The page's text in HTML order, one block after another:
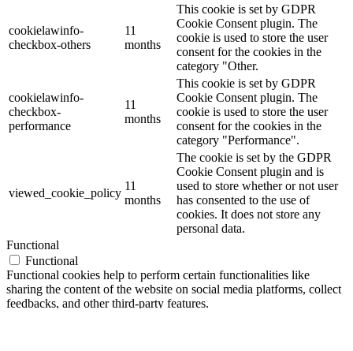
cookielawinfo-
checkbox-others
11
months
This cookie is set by GDPR
Cookie Consent plugin. The
cookie is used to store the user
consent for the cookies in the
category "Other.
cookielawinfo-
checkbox-
performance
11
months
This cookie is set by GDPR
Cookie Consent plugin. The
cookie is used to store the user
consent for the cookies in the
category "Performance".
viewed_cookie_policy
11
months
The cookie is set by the GDPR
Cookie Consent plugin and is
used to store whether or not user
has consented to the use of
cookies. It does not store any
personal data.
Functional
Functional
Functional cookies help to perform certain functionalities like
sharing the content of the website on social media platforms, collect
feedbacks, and other third-party features.